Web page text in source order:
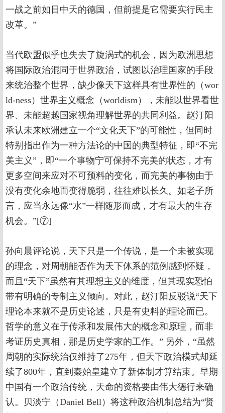
一战之前如日中天的德国，但前提是它需要实行民主
改革。”
当代欧盟似乎也失去了旋涡式的机会，因为欧洲思想
将国际政治混同于世界政治，试图以治理国家的手段
来统治整个世界，缺少像天下这样具有世界性的（wor
ld-ness）世界主义概念（worldism），未能以世界看世
界、未能超越国家视角理解世界的共同利益。赵汀阳
承认未来欧洲建立一个“文化天下”的可能性，但同时
特别指出作为一种方法论的中国的典型特征，即“不完
美主义”，即“一个事物宁可保持不完美的状态，才有
更多空间来应对不可预料的变化，而完美的事物由于
没有变化余地而变得脆弱，往往难以长久。如老子所
言，应当永远像“水”一样随形而成，才有最大的生存
机会。”[⑦]
孙向晨评论说，天下只是一个传说，是一个未被实现
的理念，对周朝能否作为天下体系的范例感到怀疑，
而且“天下”虽然有其理想主义的维度，但其现实恐怕
带有明确的专制主义倾向。对此，赵汀阳反驳说“天下
理论本来就不是历史论述，只是有史料的理论而已。
哲学的意义在于传承和发展伟大的概念和原理，而非
考证历史真相，那是历史学家的工作。” 另外，“虽然
周朝的实际统治仅维持了275年，但天下政治模式却延
续了800年，直到秦始皇建立了新体制才算结束。早期
中国有一个政治传统，天命的资格要由伟大德行来确
认。贝淡宁（Daniel Bell）将这种政治机制总结为“贤